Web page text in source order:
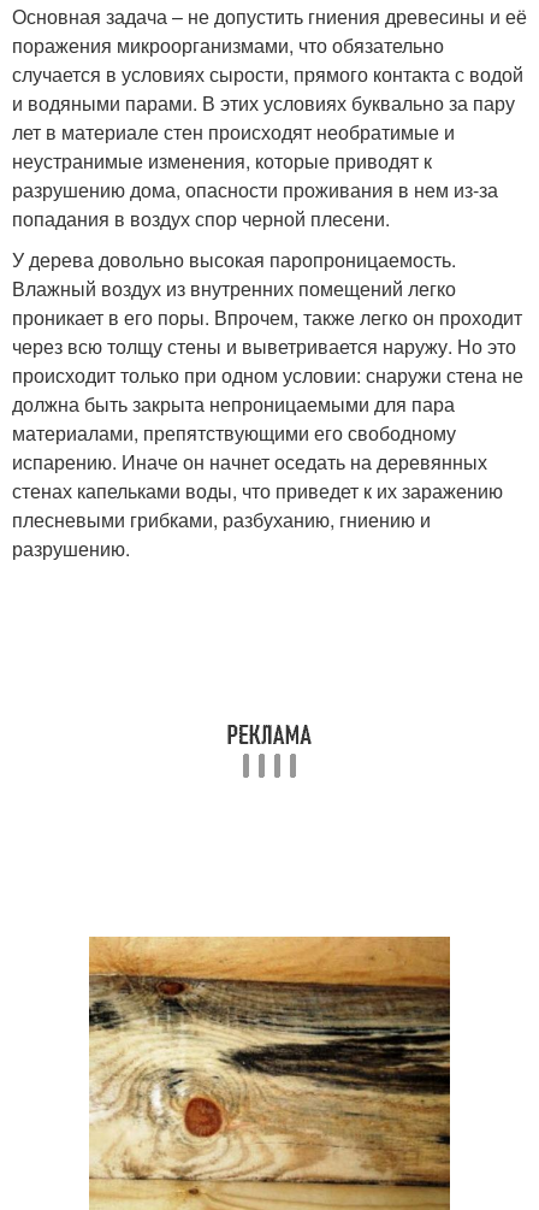
Основная задача – не допустить гниения древесины и её
поражения микроорганизмами, что обязательно
случается в условиях сырости, прямого контакта с водой
и водяными парами. В этих условиях буквально за пару
лет в материале стен происходят необратимые и
неустранимые изменения, которые приводят к
разрушению дома, опасности проживания в нем из-за
попадания в воздух спор черной плесени.
У дерева довольно высокая паропроницаемость.
Влажный воздух из внутренних помещений легко
проникает в его поры. Впрочем, также легко он проходит
через всю толщу стены и выветривается наружу. Но это
происходит только при одном условии: снаружи стена не
должна быть закрыта непроницаемыми для пара
материалами, препятствующими его свободному
испарению. Иначе он начнет оседать на деревянных
стенах капельками воды, что приведет к их заражению
плесневыми грибками, разбуханию, гниению и
разрушению.